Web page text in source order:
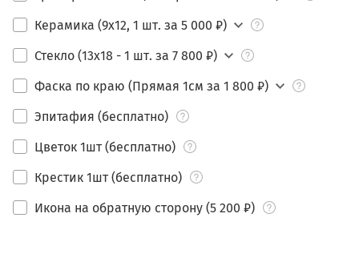
Керамика (9х12, 1 шт. за 5 000 ₽)
Стекло (13х18 - 1 шт. за 7 800 ₽)
Фаска по краю (Прямая 1см за 1 800 ₽)
Эпитафия (бесплатно)
Цветок 1шт (бесплатно)
Крестик 1шт (бесплатно)
Икона на обратную сторону (5 200 ₽)